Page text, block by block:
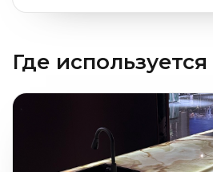
Где используется